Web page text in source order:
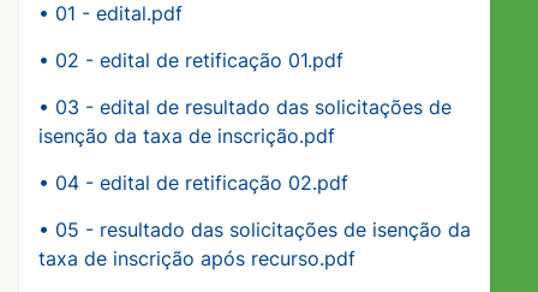
• 01 - edital.pdf
• 02 - edital de retificação 01.pdf
• 03 - edital de resultado das solicitações de
isenção da taxa de inscrição.pdf
• 04 - edital de retificação 02.pdf
• 05 - resultado das solicitações de isenção da
taxa de inscrição após recurso.pdf